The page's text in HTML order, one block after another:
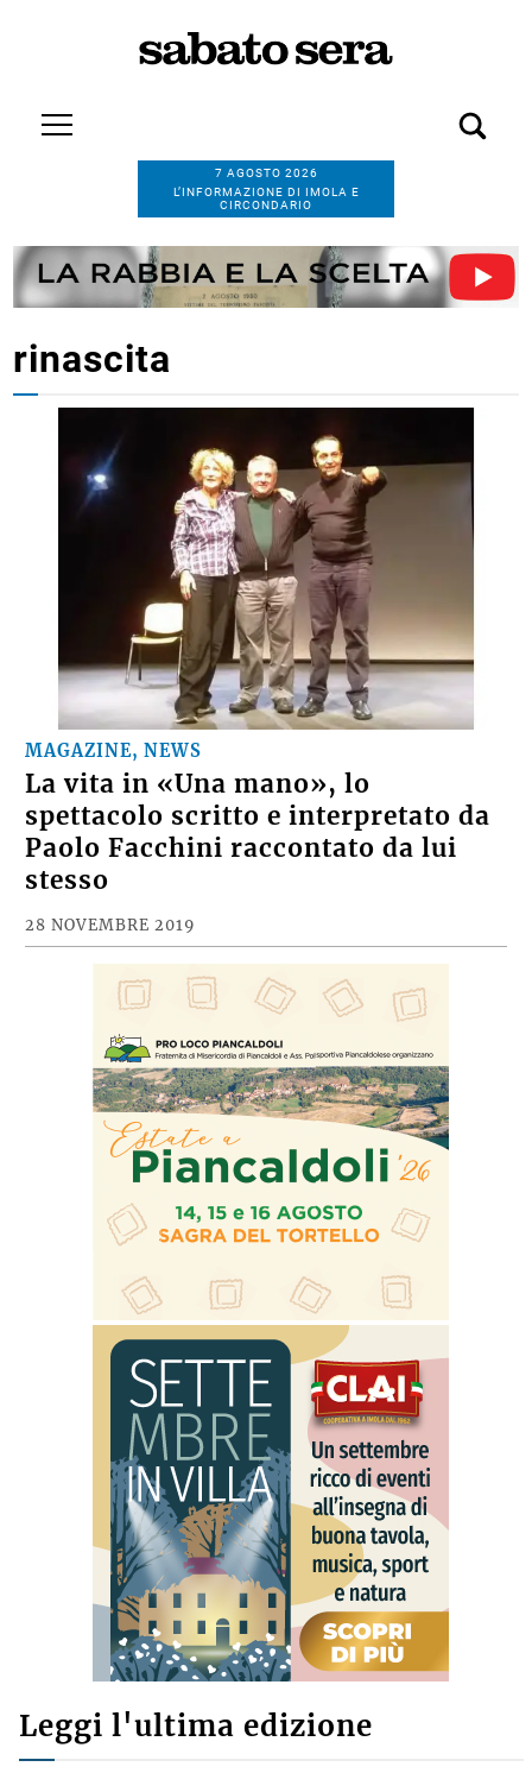
7 AGOSTO 2026
L’INFORMAZIONE DI IMOLA E
CIRCONDARIO
rinascita
MAGAZINE, NEWS
La vita in «Una mano», lo
spettacolo scritto e interpretato da
Paolo Facchini raccontato da lui
stesso
28 NOVEMBRE 2019
Leggi l'ultima edizione